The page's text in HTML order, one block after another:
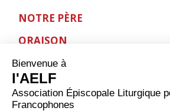
NOTRE PÈRE
ORAISON
l’Évangile est annoncé en
monde. Donne à tes enfants assez
déserter mais témoigner de toi
prenant appui sur ta parole. Par Jésus